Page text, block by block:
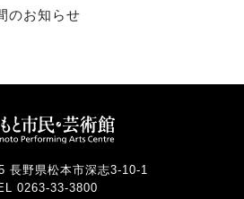
のお知らせ
長野県松本市深志3-10-1
0263-33-3800